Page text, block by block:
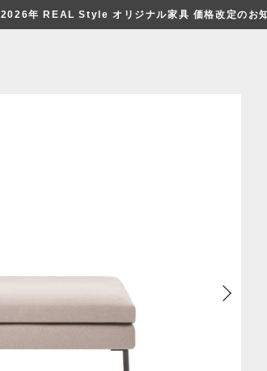
2026年 REAL Style オリジナル家具 価格改定のお